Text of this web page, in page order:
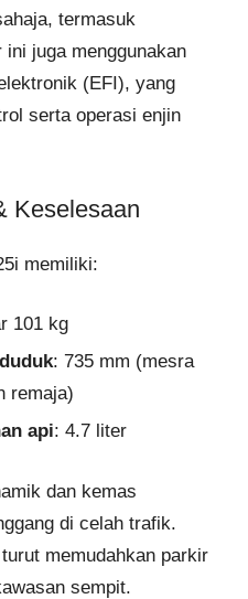
termasuk
ini juga menggunakan
(EFI), yang
serta operasi enjin
Keselesaan
memiliki:
101 kg
: 735 mm (mesra
remaja)
api: 4.7 liter
dan kemas
di celah trafik.
memudahkan parkir
sempit.